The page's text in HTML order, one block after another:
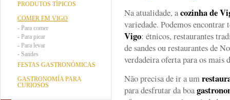
PRODUTOS TÍPICOS
COMER EM VIGO
- Para comer
- Para picar
- Para levar
- Sandes
FESTAS GASTRONÓMICAS
GASTRONOMÍA PARA
CURIOSOS
Na atualidade, acozinha de
variedade. Podemos
Vigo: étnicos, restaurantes
de sandes ou restaurantes de
verdadeira oferta para os mais
Não precisa de ir a um
para desfrutar da boa